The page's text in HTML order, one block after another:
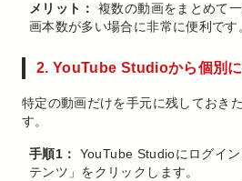
メリット：
複数の動画をまとめて
画本数が多い場合に非常に便利です
2. YouTube Studioから個別
特定の動画だけを手元に残しておき
す。
手順1：
YouTube Studioにログイ
テンツ」をクリックします。